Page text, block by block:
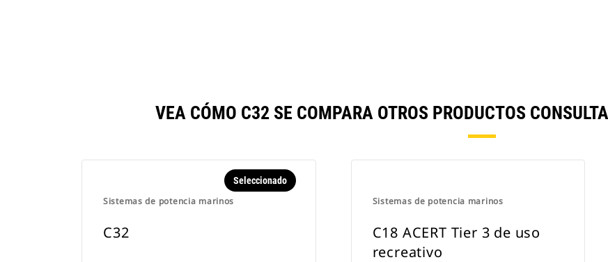
VEA CÓMO C32 SE COMPARA OTROS PRODUCTOS
Sistemas de potencia marinos
Seleccionado
C32
Sistemas de potencia marinos
C18 ACERT Tier 3 de uso
recreativo